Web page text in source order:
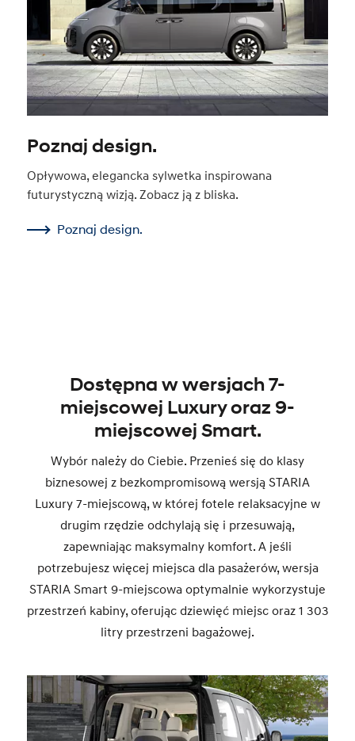
Poznaj design.
Opływowa, elegancka sylwetka inspirowana
futurystyczną wizją. Zobacz ją z bliska.
Poznaj design.
Dostępna w wersjach 7-
miejscowej Luxury oraz 9-
miejscowej Smart.
Wybór należy do Ciebie. Przenieś się do klasy
biznesowej z bezkompromisową wersją STARIA
Luxury 7-miejscową, w której fotele relaksacyjne w
drugim rzędzie odchylają się i przesuwają,
zapewniając maksymalny komfort. A jeśli
potrzebujesz więcej miejsca dla pasażerów, wersja
STARIA Smart 9-miejscowa optymalnie wykorzystuje
przestrzeń kabiny, oferując dziewięć miejsc oraz 1 303
litry przestrzeni bagażowej.